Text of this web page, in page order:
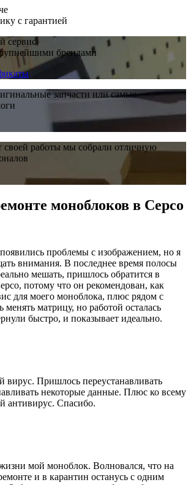
с гарантией
сервис,
брендами
запчасти или самые
своей работы мы собрали отличную
моноблоков в Серсо
проблемы с изображением, но я
внимания. В последнее время полосы
мешать, пришлось обратится в
потому что он рекомендован, как
для моего моноблока, плюс рядом с
матрицу, но работой осталась
быстро, и показывает идеально.
вирус. Пришлось переустанавливать
некоторые данные. Плюс ко всему
антивирус. Спасибо.
мой моноблок. Волновался, что на
и в карантин останусь с одним